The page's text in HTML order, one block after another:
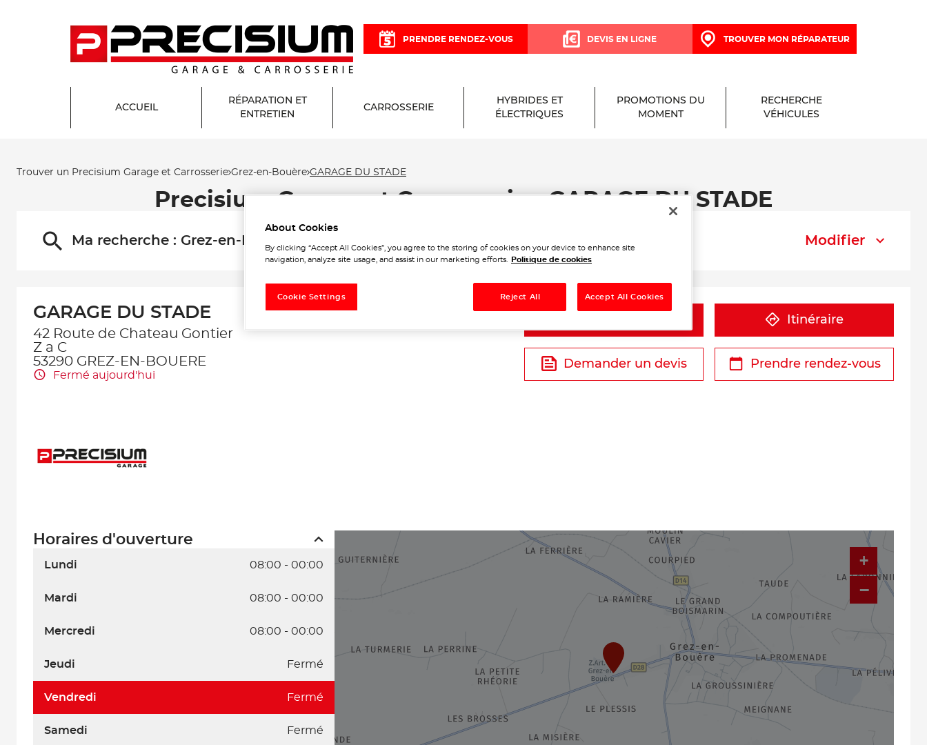
PRENDRE RENDEZ-VOUS DEVIS EN LIGNE TROUVER MON RÉPARATEUR
ACCUEIL
RÉPARATION ET
ENTRETIEN
CARROSSERIE
HYBRIDES ET
ÉLECTRIQUES
PROMOTIONS DU
MOMENT
RECHERCHE
VÉHICULES
Trouver un Precisium Garage et Carrosserie Grez-en-Bouère GARAGE DU STADE
Precisium Garage et Carrosserie - GARAGE DU STADE
Ma recherche : Grez-en-Bouère Modifier
GARAGE DU STADE
42 Route de Chateau Gontier
Z a C
53290 GREZ-EN-BOUERE
Fermé aujourd'hui
Itinéraire
Demander un devis Prendre rendez-vous
Horaires d'ouverture
Lundi 08:00 - 00:00
Mardi 08:00 - 00:00
Mercredi 08:00 - 00:00
Jeudi Fermé
Vendredi Fermé
Samedi Fermé
+
−
About Cookies
By clicking “Accept All Cookies”, you agree to the storing of cookies on your device to enhance site
navigation, analyze site usage, and assist in our marketing efforts.
Politique de cookies
Reject All Accept All Cookies
Cookie Settings